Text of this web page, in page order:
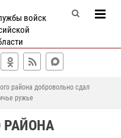
войск
района добровольно сдал
ружье
РАЙОНА